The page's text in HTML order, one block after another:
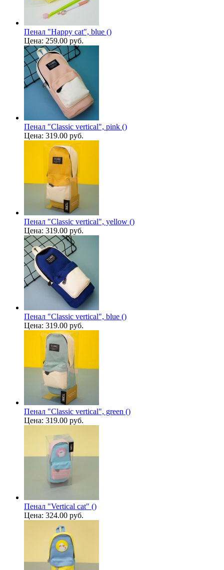
Пенал "Happy cat", blue ()
Цена: 259.00 руб.
Пенал "Classic vertical", pink ()
Цена: 319.00 руб.
Пенал "Classic vertical", yellow ()
Цена: 319.00 руб.
Пенал "Classic vertical", blue ()
Цена: 319.00 руб.
Пенал "Classic vertical", green ()
Цена: 319.00 руб.
Пенал "Vertical cat" ()
Цена: 324.00 руб.